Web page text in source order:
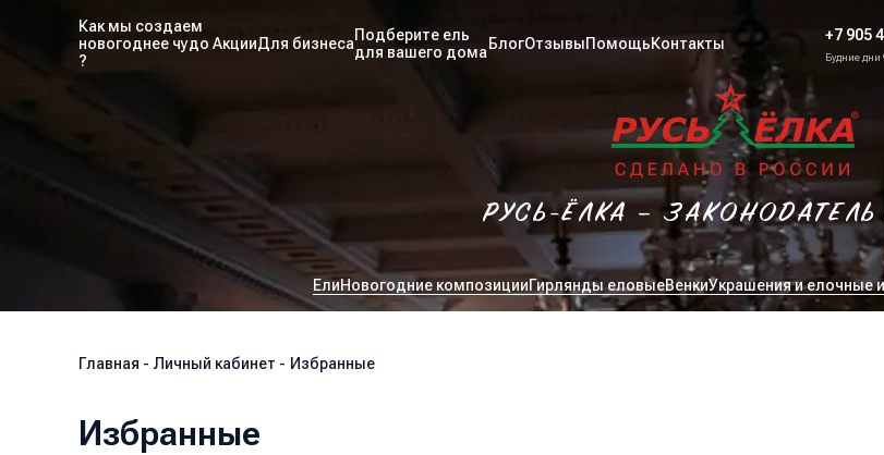
РУСЬ-ЁЛКА –
Как мы создаем
новогоднее чудо
?
АкцииДля бизнесаПодберите ель
для вашего дома БлогОтзывыПомощьКонтакты +7 905
Будние дни
ЕлиНовогодние композицииГирлянды еловыеВенкиУкрашения и елочные
Главная - Личный кабинет - Избранные
Избранные